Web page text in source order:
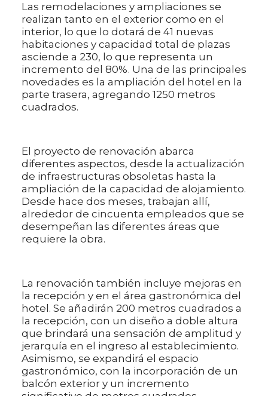
Las remodelaciones y ampliaciones se
realizan tanto en el exterior como en el
interior, lo que lo dotará de 41 nuevas
habitaciones y capacidad total de plazas
asciende a 230, lo que representa un
incremento del 80%. Una de las principales
novedades es la ampliación del hotel en la
parte trasera, agregando 1250 metros
cuadrados.
El proyecto de renovación abarca
diferentes aspectos, desde la actualización
de infraestructuras obsoletas hasta la
ampliación de la capacidad de alojamiento.
Desde hace dos meses, trabajan allí,
alrededor de cincuenta empleados que se
desempeñan las diferentes áreas que
requiere la obra.
La renovación también incluye mejoras en
la recepción y en el área gastronómica del
hotel. Se añadirán 200 metros cuadrados a
la recepción, con un diseño a doble altura
que brindará una sensación de amplitud y
jerarquía en el ingreso al establecimiento.
Asimismo, se expandirá el espacio
gastronómico, con la incorporación de un
balcón exterior y un incremento